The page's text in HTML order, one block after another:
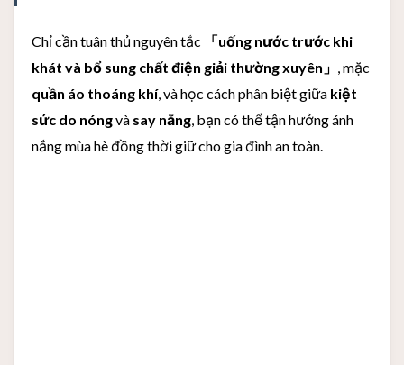
Chỉ cần tuân thủ nguyên tắc
「uống nước trước khi
khát và bổ sung chất điện giải thường xuyên」
, mặc
quần áo thoáng khí, và học cách phân biệt giữa kiệt
sức do nóngvà say nắng , bạn có thể tận hưởng ánh
nắng mùa hè đồng thời giữ cho gia đình an toàn.